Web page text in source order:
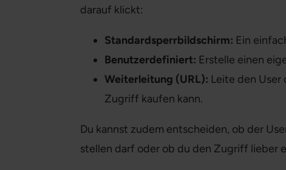
darauf klickt:
Standardsperrbildschirm: Ein
Benutzerdefiniert: Erstelle einen
Weiterleitung (URL): Leite den User
Zugriff kaufen kann.
Du kannst zudem entscheiden, ob der
stellen darf oder ob du den Zugriff lieber